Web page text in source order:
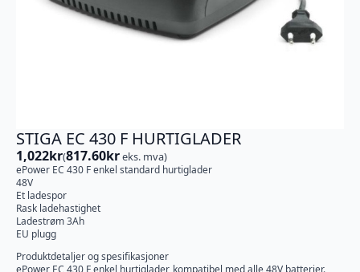
STIGA EC 430 F HURTIGLADER
1,022kr(817.60kreks. mva)
ePower EC 430 F enkel standard hurtiglader
48V
Et ladespor
Rask ladehastighet
Ladestrøm 3Ah
EU plugg
Produktdetaljer og spesifikasjoner